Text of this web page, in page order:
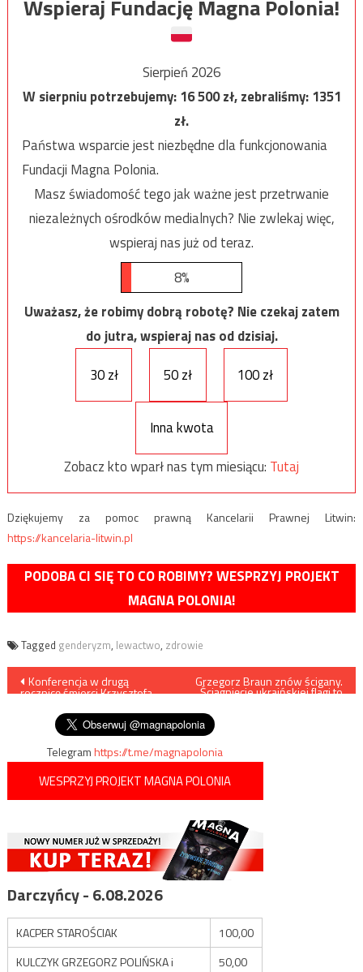
Wspieraj Fundację Magna Polonia!
Sierpień 2026
W sierpniu potrzebujemy:16 500zł, zebraliśmy:1351
zł.
Państwa wsparcie jest niezbędne dla funkcjonowania
Fundacji Magna Polonia.
Masz świadomość tego jak ważne jest przetrwanie
niezależnych ośrodków medialnych? Nie zwlekaj więc,
wspieraj nas już od teraz.
8%
Uważasz, że robimy dobrą robotę? Nie czekaj zatem
do jutra, wspieraj nas od dzisiaj.
30 zł
50 zł 100 zł
Inna kwota
Zobacz kto wparł nas tym miesiącu: Tutaj
Dziękujemy za pomoc prawną Kancelarii Prawnej Litwin:
https://kancelaria-litwin.pl
PODOBA CI SIĘ TO CO ROBIMY? WESPRZYJ PROJEKT
MAGNA POLONIA!
Tagged genderyzm, lewactwo, zdrowie
Nawigacja
wpisu
Konferencja w drugą
rocznicę śmierci Krzysztofa
Grzegorz Braun znów ścigany.
Ściągnięcie ukraińskiej flagi to
Telegramhttps://t.me/magnapolonia
WESPRZYJ PROJEKT MAGNA POLONIA
Darczyńcy - 6.08.2026
KACPER STAROŚCIAK
100,00
KULCZYK GRZEGORZ POLIŃSKA i
50,00